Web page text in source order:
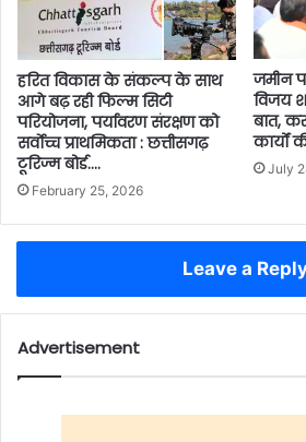
हरित विकास के संकल्प के साथ
आगे बढ़ रही फिल्म सिटी
परियोजना, पर्यावरण संरक्षण को
सर्वाेच्च प्राथमिकता : छत्तीसगढ़
टूरिज्म बोर्ड….
February 25, 2026
जमीन
विजय
बात,
कार्यों
July
Leave a
Advertisement